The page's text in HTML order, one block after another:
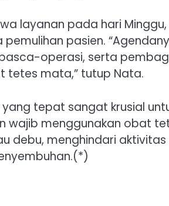
layanan pada hari Minggu,
pasien.
operasi, serta
mata,” tutup Nata.
tepat sangat krusial
wajib menggunakan obat
debu, menghindari aktivitas